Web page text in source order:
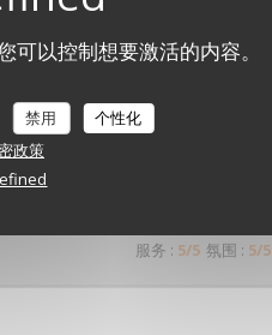
以控制想要激活的内容。
禁用
个性化
政策
服务:4/5 氛围:
服务 : 5/5 氛围 : 5/5